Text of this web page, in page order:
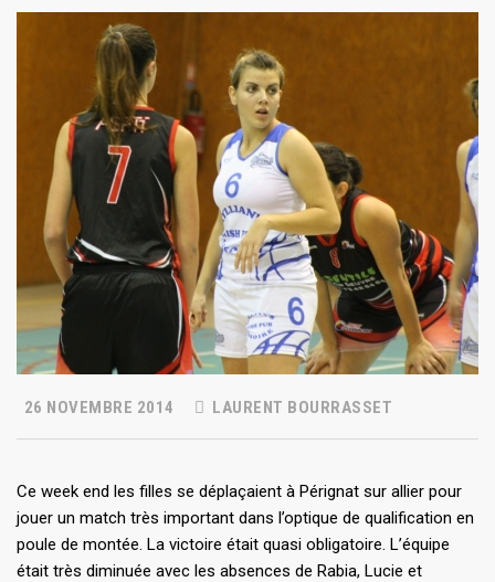
26 NOVEMBRE 2014 LAURENT BOURRASSET
Ce week end les filles se déplaçaient à Pérignat sur allier pour
jouer un match très important dans l’optique de qualification en
poule de montée. La victoire était quasi obligatoire. L’équipe
était très diminuée avec les absences de Rabia, Lucie et